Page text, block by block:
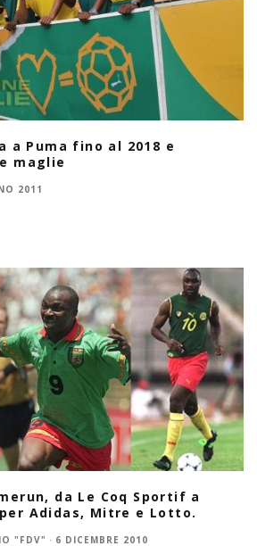
a Puma fino al 2018 e
maglie
2011
da Le Coq Sportif a
Adidas, Mitre e Lotto.
"FDV" · 6 DICEMBRE 2010